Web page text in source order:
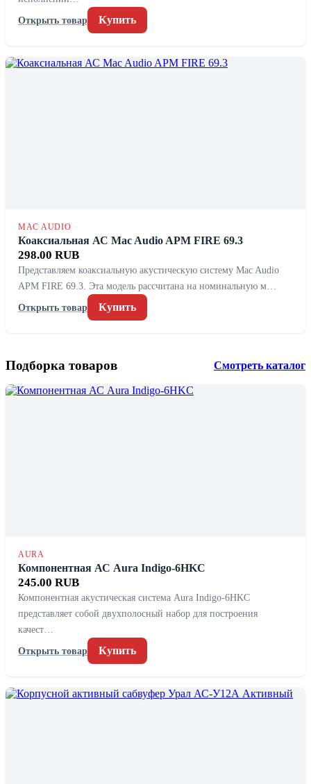
Открыть товар
Купить
MAC AUDIO
Коаксиальная АС Mac Audio APM FIRE 69.3
298.00 RUB
Представляем коаксиальную акустическую систему Mac Audio
APM FIRE 69.3. Эта модель рассчитана на номинальную м…
Открыть товар
Купить
Подборка товаров Смотреть каталог
AURA
Компонентная АС Aura Indigo-6HKC
245.00 RUB
Компонентная акустическая система Aura Indigo-6HKC
представляет собой двухполосный набор для построения
качест…
Открыть товар
Купить